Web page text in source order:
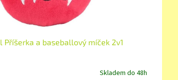
Příšerka a baseballový míček 2v1
Skladem do 48h